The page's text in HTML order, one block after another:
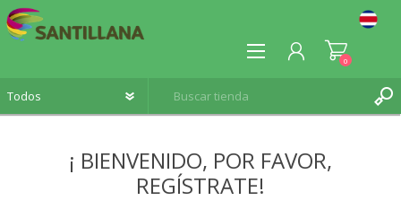
0
¡ BIENVENIDO, POR FAVOR,
REGÍSTRATE!